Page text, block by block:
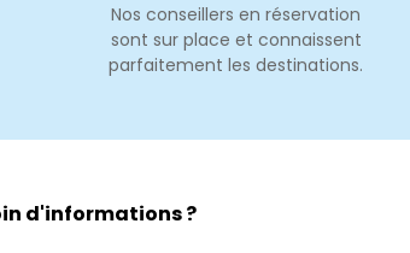
Nos conseillers en réservation
sont sur place et connaissent
parfaitement les destinations.
d'informations ?